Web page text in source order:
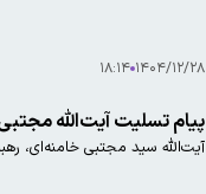
۱۴۰۴/۱۲/۲۸ ۱۸:۱۴
پیام تسلیت آیت‌الله
آیت‌الله سید مجتبی خامنه‌ای،